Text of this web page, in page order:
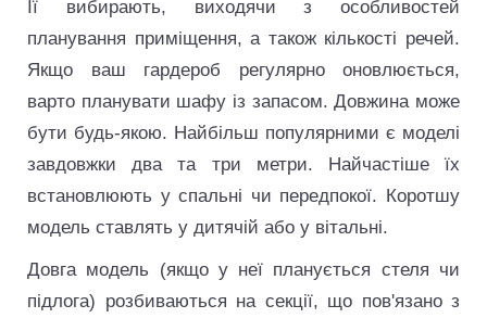
Її вибирають, виходячи з особливостей
планування приміщення, а також кількості речей.
Якщо ваш гардероб регулярно оновлюється,
варто планувати шафу із запасом. Довжина може
бути будь-якою. Найбільш популярними є моделі
завдовжки два та три метри. Найчастіше їх
встановлюють у спальні чи передпокої. Коротшу
модель ставлять у дитячій або у вітальні.
Довга модель (якщо у неї планується стеля чи
підлога) розбиваються на секції, що пов'язано з